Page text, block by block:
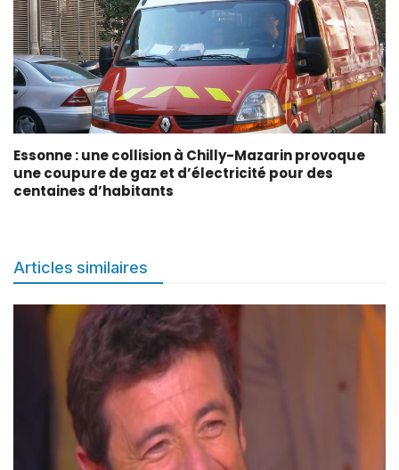
Essonne : une collision à Chilly-Mazarin provoque
une coupure de gaz et d’électricité pour des
centaines d’habitants
Articles similaires